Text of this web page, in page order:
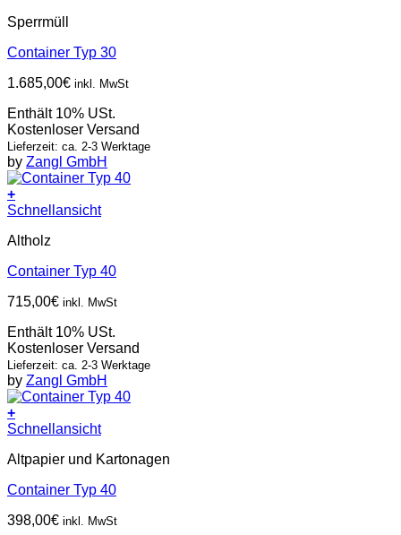
Sperrmüll
Container Typ 30
1.685,00€ inkl. MwSt
Enthält 10% USt.
Kostenloser Versand
Lieferzeit: ca. 2-3 Werktage
by Zangl GmbH
+
Schnellansicht
Altholz
Container Typ 40
715,00€ inkl. MwSt
Enthält 10% USt.
Kostenloser Versand
Lieferzeit: ca. 2-3 Werktage
by Zangl GmbH
+
Schnellansicht
Altpapier und Kartonagen
Container Typ 40
398,00€ inkl. MwSt